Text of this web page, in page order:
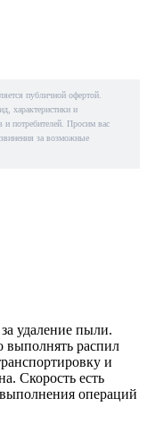
публичной офертой.
характеристики и
и потребителей. Просим вас
за возможные
удаление пыли.
распил
и
Скорость есть
операций